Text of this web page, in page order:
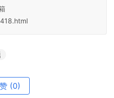
赞 (0)